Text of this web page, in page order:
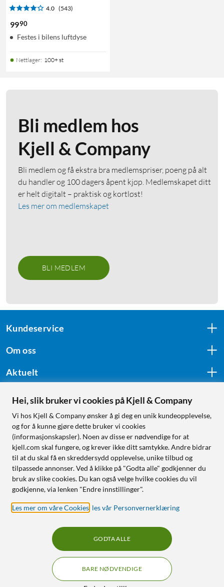
4.0 (543)
9990
Festes i bilens luftdyse
Nettlager: 100+ st
Bli medlem hos
Kjell & Company
Bli medlem og få ekstra bra medlemspriser, poeng på alt
du handler og 100 dagers åpent kjøp. Medlemskapet ditt
er helt digitalt – praktisk og kortløst!
Les mer om medlemskapet
BLI MEDLEM
Kundeservice
Om oss
Aktuelt
Følg oss
Handle fra:
Sverige
Norge
RÅD OG TILBEHØR TIL
Hei, slik bruker vi cookies på Kjell & Company
Vi hos Kjell & Company ønsker å gi deg en unik kundeopplevelse,
og for å kunne gjøre dette bruker vi cookies
(informasjonskapsler). Noen av disse er nødvendige for at
kjell.com skal fungere, og krever ikke ditt samtykke. Andre bidrar
til at du skal få en skreddersydd opplevelse, unike tilbud og
tilpassede annonser. Ved å klikke på "Godta alle" godkjenner du
bruk av slike cookies. Du kan også velge hvilke cookies du vil
godkjenne, via lenken "Endre innstillinger".
Les mer om våre Cookies les vår Personvernerklæring
BARE NØDVENDIGE
GODTA ALLE